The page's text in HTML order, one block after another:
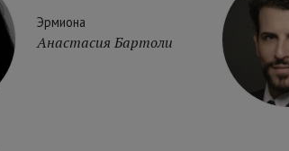
Эрмиона
Анастасия Бартоли